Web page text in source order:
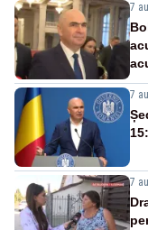
7
7
7